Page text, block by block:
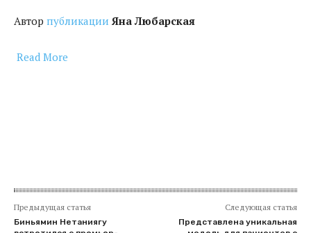
Автор публикации Яна Любарская
Read More
Предыдущая статья
Биньямин Нетаниягу
Следующая статья
Представлена уникальная